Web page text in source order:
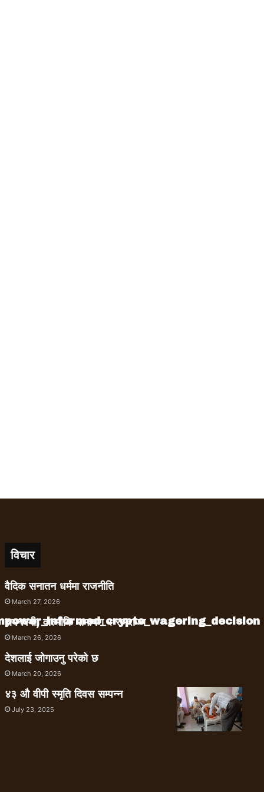
विचार
वैदिक सनातन धर्ममा राजनीति
March 27, 2026
रामनवमी, वाल्मीकि रामायण र रामराज्य
March 26, 2026
देशलाई जोगाउनु परेको छ
March 20, 2026
४३ औ वीपी स्मृति दिवस सम्पन्न
July 23, 2025